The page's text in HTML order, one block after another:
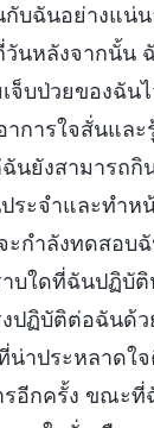
กับฉันอย่างแน่
นหลังจากนั้น
จ็บป่วยของฉัน
การใจสั่นแล
นยังสามารถกิ
ประจำและทำ
ะกำลังทดสอบ
บใดที่ฉันปฏิบั
งปฏิบัติต่อฉันด้
าประหลาดใ
รอีกครั้ง ขณะที่